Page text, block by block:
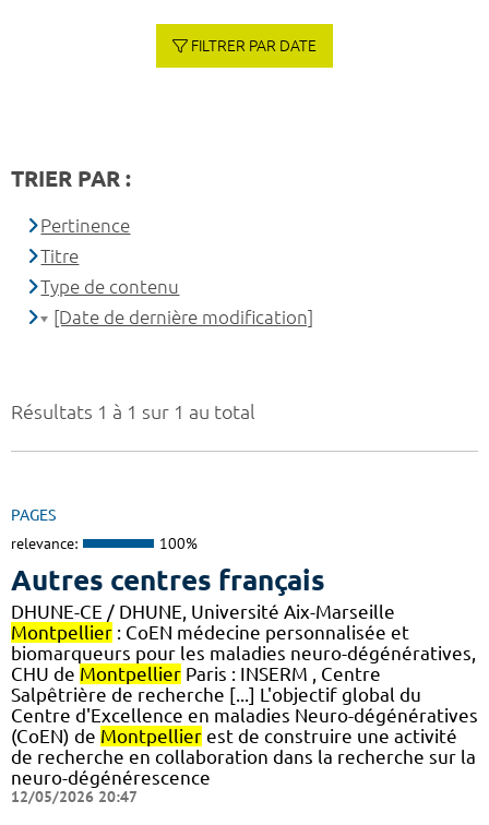
Résultats 1 à 1 sur 1 au total
PAGES
relevance: 100%
Autres centres français
DHUNE-CE / DHUNE, Université Aix-Marseille
Montpellier : CoEN médecine personnalisée et
biomarqueurs pour les maladies neuro-dégénératives,
CHU de Montpellier Paris : INSERM , Centre
Salpêtrière de recherche [...] L'objectif global du
Centre d'Excellence en maladies Neuro-dégénératives
(CoEN) de Montpellier est de construire une activité
de recherche en collaboration dans la recherche sur la
neuro-dégénérescence
12/05/2026 20:47
FILTRER PAR DATE
TRIER PAR :
Pertinence
Titre
Type de contenu
[Date de dernière modification]